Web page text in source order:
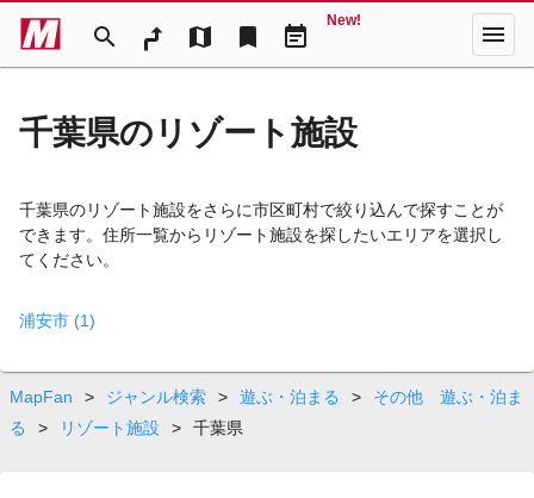
search map bookmark event_note
New! menu
千葉県のリゾート施設
千葉県のリゾート施設をさらに市区町村で絞り込んで探すことが
できます。住所一覧からリゾート施設を探したいエリアを選択し
てください。
浦安市 (1)
MapFan > ジャンル検索 > 遊ぶ・泊まる >
その他 遊ぶ・泊ま
る
> リゾート施設 > 千葉県